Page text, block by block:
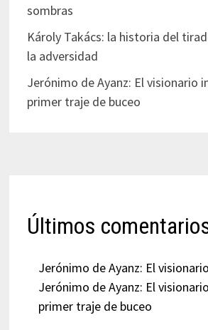
sombras
Károly Takács: la historia del
la adversidad
Jerónimo de Ayanz: El visionario
primer traje de buceo
Últimos
Jerónimo de Ayanz: El
Jerónimo de Ayanz: El
primer traje de buceo